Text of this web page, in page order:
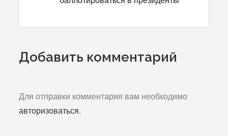
Добавить комментарий
Для отправки комментария вам необходимо
авторизоваться.